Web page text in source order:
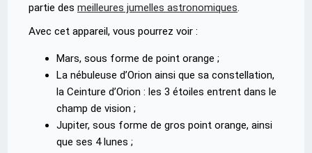
partie des meilleures jumelles astronomiques.
Avec cet appareil, vous pourrez voir :
Mars, sous forme de point orange ;
La nébuleuse d’Orion ainsi que sa constellation,
la Ceinture d’Orion : les 3 étoiles entrent dans le
champ de vision ;
Jupiter, sous forme de gros point orange, ainsi
que ses 4 lunes ;